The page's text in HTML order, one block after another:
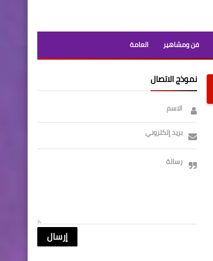
فن ومشاهير العامة
نموذج الاتصال
الاسم
بريد إلكتروني
رسالة